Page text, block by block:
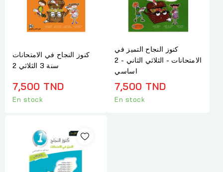
كنوز النجاح في الامتحانات
سنة 3 الثلاثي 2
7,500 TND
En stock
كنوز النجاح التميز في
الامتحانات - الثلاثي الثاني - 2
اساسي
7,500 TND
En stock